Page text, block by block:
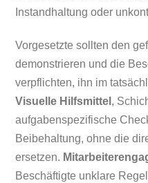
Instandhaltung oder
Vorgesetzte sollten den
demonstrieren und die
verpflichten, ihn im
Visuelle Hilfsmittel ,
aufgabenspezifische
Beibehaltung, ohne die
ersetzen.
Beschäftigte unklare